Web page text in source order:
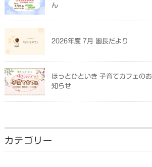
ん
2026年度 7月 園長だより
ほっとひといき 子育てカフェのお
知らせ
カテゴリー